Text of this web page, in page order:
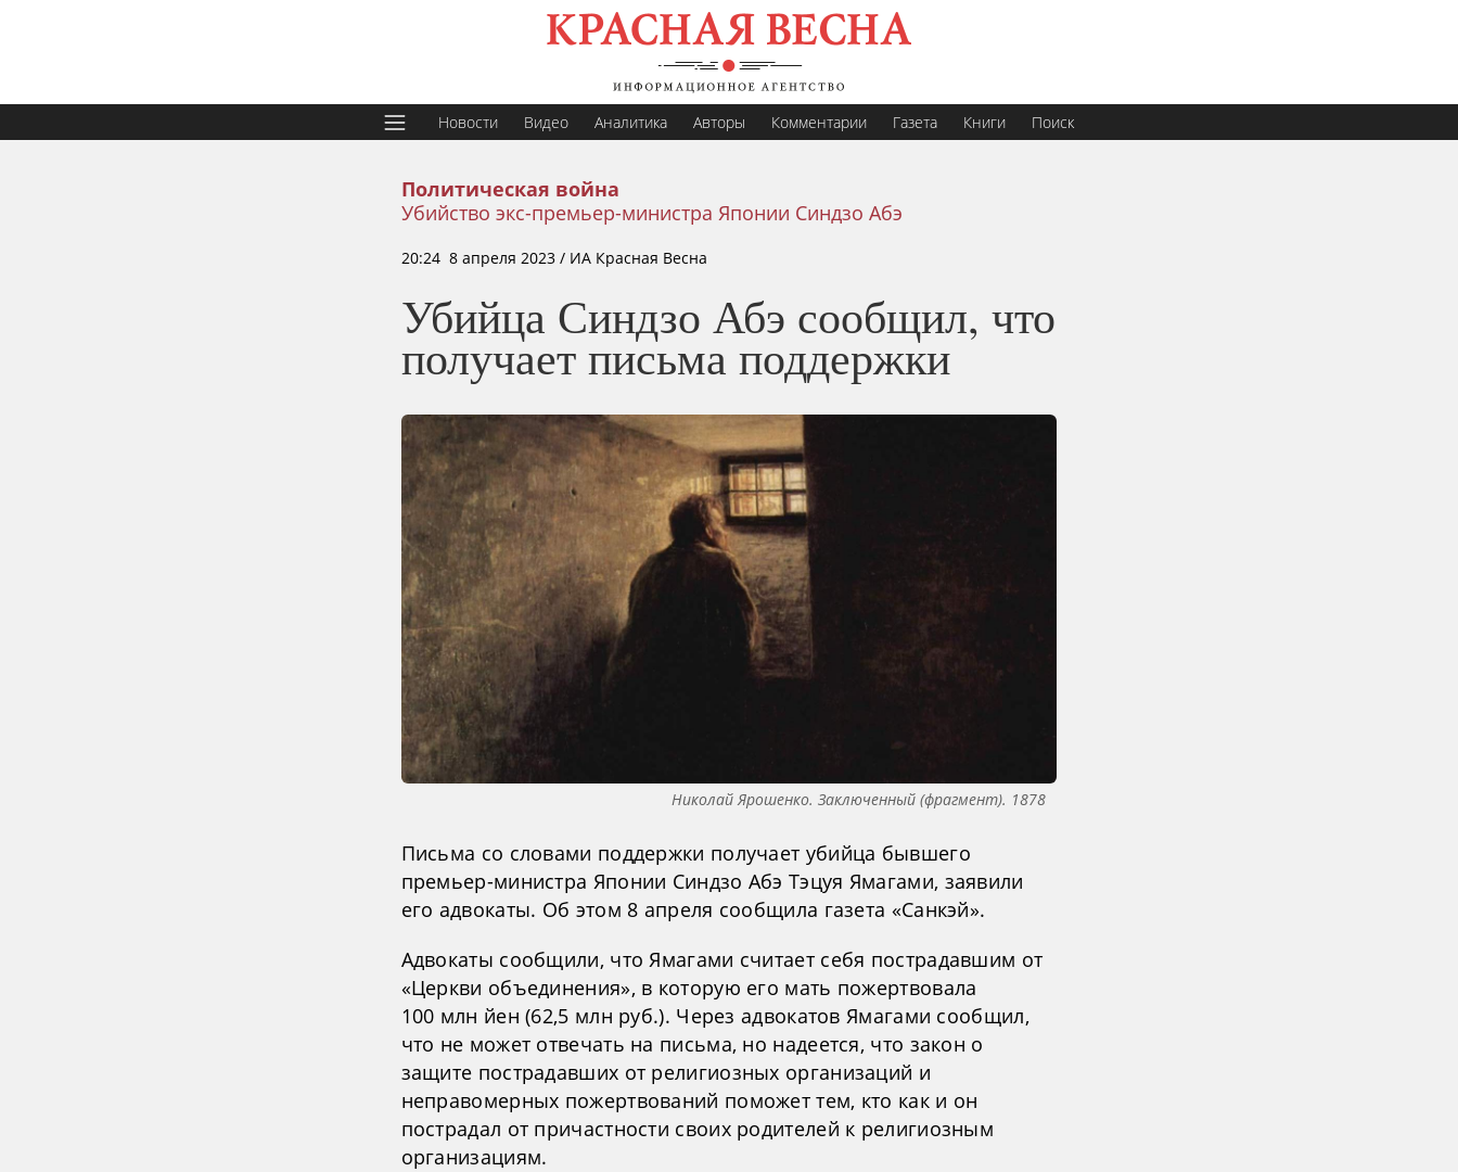
Новости Видео Аналитика Авторы Комментарии Газета Книги Поиск
Политическая война
Убийство экс-премьер-министра Японии Синдзо Абэ
20:24 8 апреля 2023 / ИА Красная Весна
Убийца Синдзо Абэ сообщил, что
получает письма поддержки
Николай Ярошенко. Заключенный (фрагмент). 1878
Письма со словами поддержки получает убийца бывшего
премьер-министра Японии Синдзо Абэ Тэцуя Ямагами, заявили
его адвокаты. Об этом 8 апреля сообщила газета «Санкэй».
Адвокаты сообщили, что Ямагами считает себя пострадавшим от
«Церкви объединения», в которую его мать пожертвовала
100 млн йен (62,5 млн руб.). Через адвокатов Ямагами сообщил,
что не может отвечать на письма, но надеется, что закон о
защите пострадавших от религиозных организаций и
неправомерных пожертвований поможет тем, кто как и он
пострадал от причастности своих родителей к религиозным
организациям.